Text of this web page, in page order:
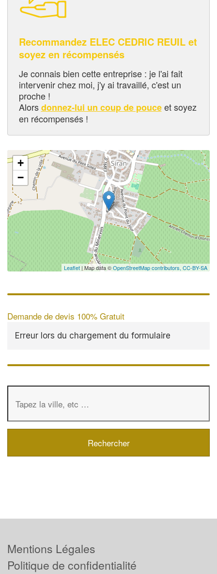
Recommandez ELEC CEDRIC REUIL et
soyez en récompensés
Je connais bien cette entreprise : je l'ai fait
intervenir chez moi, j'y ai travaillé, c'est un
proche !
Alorsdonnez-lui un coup de pouceet soyez
en récompensés !
+
−
Leaflet | Map data ©OpenStreetMap contributors, CC-BY-SA
Demande de devis 100% Gratuit
Erreur lors du chargement du formulaire
Mentions Légales
Politique de confidentialité